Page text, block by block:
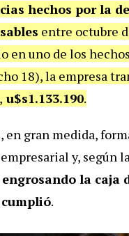
hechos por la
entre octubre
en uno de los
18), la empresa
u$s1.133.190.
en gran medida,
y, según
engrosando la caja
.